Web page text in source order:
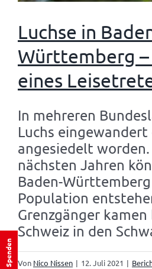
Luchse in
Württemberg –
eines
In mehreren
Luchs
angesiedelt worden.
nächsten Jahren
Baden-
Population
Grenzgänger
Schweiz in den
Von Nico Nissen | 12. Juli 2021 |
Spenden